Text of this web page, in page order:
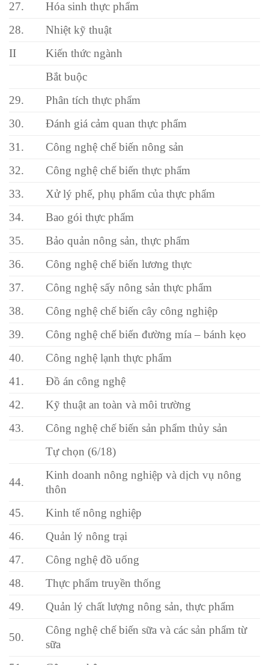
27.
Hóa sinh thực phẩm
28.
Nhiệt kỹ thuật
II
Kiến thức ngành
Bắt buộc
29.
Phân tích thực phẩm
30.
Đánh giá cảm quan thực phẩm
31.
Công nghệ chế biến nông sản
32.
Công nghệ chế biến thực phẩm
33.
Xử lý phế, phụ phẩm của thực phẩm
34.
Bao gói thực phẩm
35.
Bảo quản nông sản, thực phẩm
36.
Công nghệ chế biến lương thực
37.
Công nghệ sấy nông sản thực phẩm
38.
Công nghệ chế biến cây công nghiệp
39.
Công nghệ chế biến đường mía – bánh kẹo
40.
Công nghệ lạnh thực phẩm
41.
Đồ án công nghệ
42.
Kỹ thuật an toàn và môi trường
43.
Công nghệ chế biến sản phẩm thủy sản
Tự chọn (6/18)
44.
Kinh doanh nông nghiệp và dịch vụ nông
thôn
45.
Kinh tế nông nghiệp
46.
Quản lý nông trại
47.
Công nghệ đồ uống
48.
Thực phẩm truyền thống
49.
Quản lý chất lượng nông sản, thực phẩm
50.
Công nghệ chế biến sữa và các sản phẩm từ
sữa